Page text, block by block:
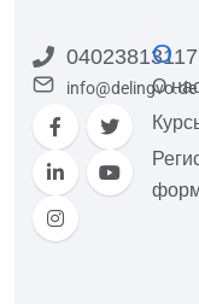
04023813117
info@delingvo.de
О
О